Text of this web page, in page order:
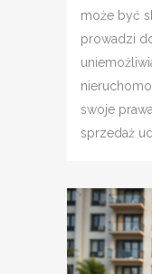
może być
prowadzi
swoje
sprzedaż